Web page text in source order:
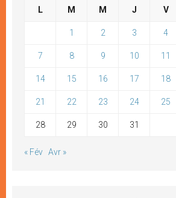
L M M J V
1 2 3 4
7 8 9 10 11
14 15 16 17 18
21 22 23 24 25
28 29 30 31
« Fév Avr »